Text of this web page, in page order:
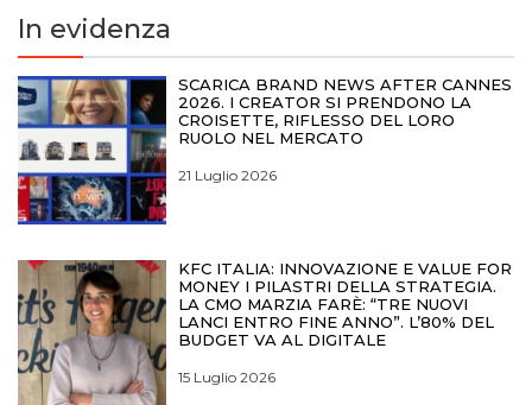
In evidenza
SCARICA BRAND NEWS AFTER CANNES
2026. I CREATOR SI PRENDONO LA
CROISETTE, RIFLESSO DEL LORO
RUOLO NEL MERCATO
21 Luglio 2026
KFC ITALIA: INNOVAZIONE E VALUE FOR
MONEY I PILASTRI DELLA STRATEGIA.
LA CMO MARZIA FARÈ: “TRE NUOVI
LANCI ENTRO FINE ANNO”. L’80% DEL
BUDGET VA AL DIGITALE
15 Luglio 2026